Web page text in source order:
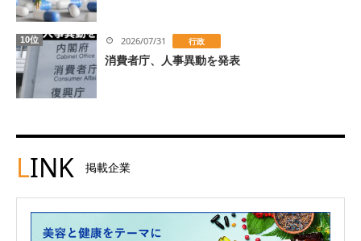
10位 2026/07/31 行政
消費者庁、人事異動を発表
LINK 掲載企業